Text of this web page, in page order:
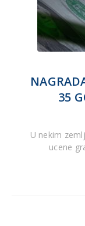
35
U nekim
ucene